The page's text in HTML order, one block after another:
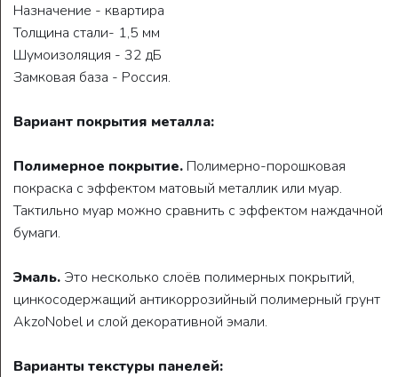
Назначение - квартира
Толщина стали- 1,5 мм
Шумоизоляция - 32 дБ
Замковая база - Россия.
Вариант покрытия металла:
Полимерное покрытие. Полимерно-порошковая
покраска с эффектом матовый металлик или муар.
Тактильно муар можно сравнить с эффектом наждачной
бумаги.
Эмаль. Это несколько слоёв полимерных покрытий,
цинкосодержащий антикоррозийный полимерный грунт
AkzoNobel и слой декоративной эмали.
Варианты текстуры панелей: